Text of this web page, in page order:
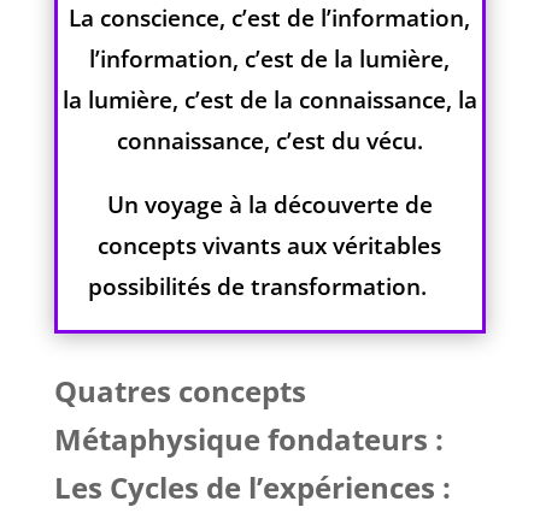
La conscience, c’est de l’information,
l’information, c’est de la lumière,
la lumière, c’est de la connaissance, la
connaissance, c’est du vécu.
Un voyage à la découverte de
concepts vivants aux véritables
possibilités de transformation.
Quatres concepts
Métaphysique fondateurs :
Les Cycles de l’expériences :